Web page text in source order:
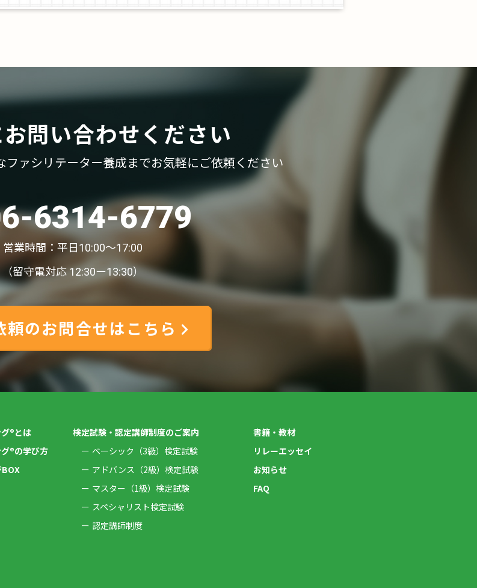
お問い合わせください
ファシリテーター養成までお気軽にご依頼ください
6314-6779
営業時間：平日10:00〜17:00
（留守電対応 12:30ー13:30）
頼のお問合せはこちら
®とは
®の学び方
検定試験・認定講師制度のご案内
ベーシック（3級）検定試験
アドバンス（2級）検定試験
マスター（1級）検定試験
スペシャリスト検定試験
認定講師制度
書籍・教材
リレーエッセイ
お知らせ
FAQ